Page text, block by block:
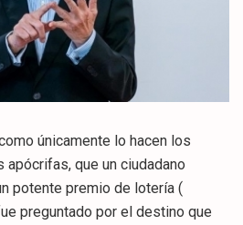
únicamente lo hacen los
que un ciudadano
potente premio de lotería (
preguntado por el destino que